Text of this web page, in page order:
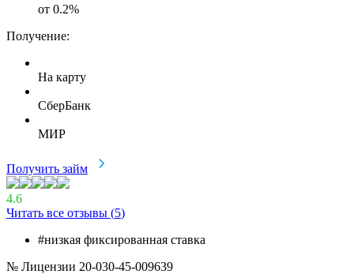
от 0.2%
Получение:
На карту
СберБанк
МИР
Получить займ
4.6
Читать все отзывы (5)
#низкая фиксированная ставка
№ Лицензии 20-030-45-009639